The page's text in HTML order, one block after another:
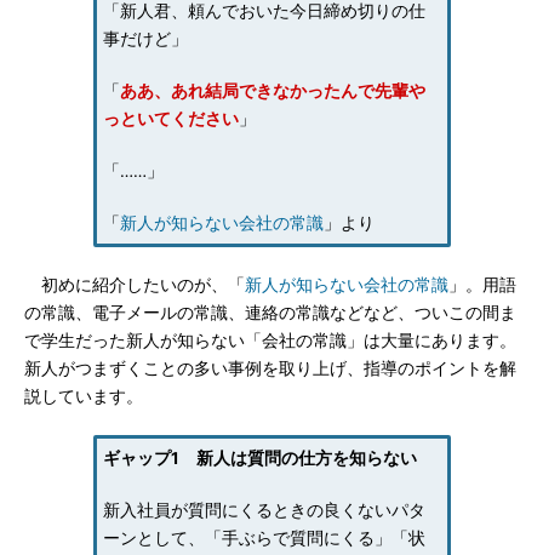
「新人君、頼んでおいた今日締め切りの仕
事だけど」
「ああ、あれ結局できなかったんで先輩や
っといてください」
「……」
「新人が知らない会社の常識」より
初めに紹介したいのが、「新人が知らない会社の常識 」。用語
の常識、電子メールの常識、連絡の常識などなど、ついこの間ま
で学生だった新人が知らない「会社の常識」は大量にあります。
新人がつまずくことの多い事例を取り上げ、指導のポイントを解
説しています。
ギャップ1 新人は質問の仕方を知らない
新入社員が質問にくるときの良くないパタ
ーンとして、「手ぶらで質問にくる」「状